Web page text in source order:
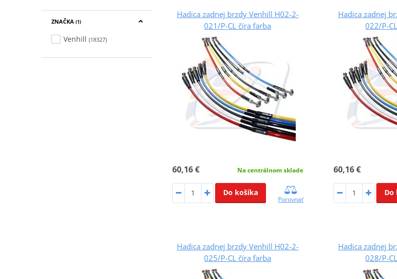
ZNAČKA (1)
Venhill (18327)
Hadica zadnej brzdy Venhill H02-2-
021/P-CL číra farba
60,16 € Na centrálnom sklade
Do košíka
Porovnať
Hadica zadnej
022/P-
60,16 €
Do
Hadica zadnej brzdy Venhill H02-2-
025/P-CL číra farba
Hadica zadnej
028/P-